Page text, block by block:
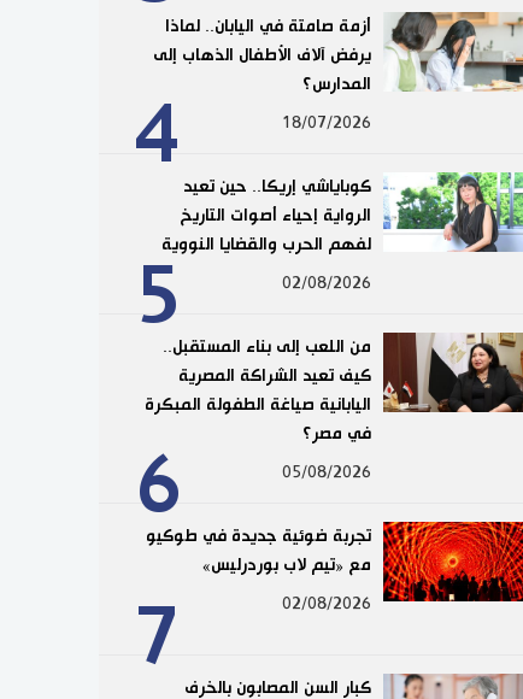
4
أزمة صامتة في اليابان.. لماذا
يرفض آلاف الأطفال الذهاب إلى
المدارس؟
18/07/2026
5
كوباياشي إريكا.. حين تعيد
الرواية إحياء أصوات التاريخ
لفهم الحرب والقضايا النووية
02/08/2026
6
من اللعب إلى بناء المستقبل..
كيف تعيد الشراكة المصرية
اليابانية صياغة الطفولة المبكرة
في مصر؟
05/08/2026
7
تجربة ضوئية جديدة في طوكيو
مع «تيم لاب بوردرليس»
02/08/2026
كبار السن المصابون بالخرف